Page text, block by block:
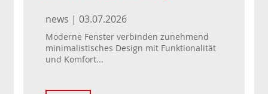
news | 03.07.2026
Moderne Fenster verbinden zunehmend
minimalistisches Design mit Funktionalität
und Komfort...